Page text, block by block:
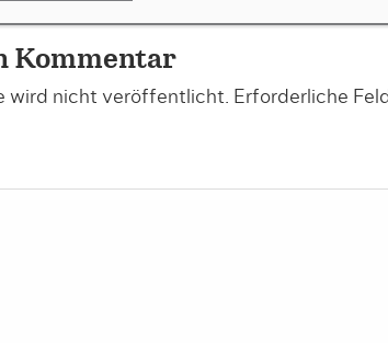
Kommentar
wird nicht veröffentlicht. Erforderliche